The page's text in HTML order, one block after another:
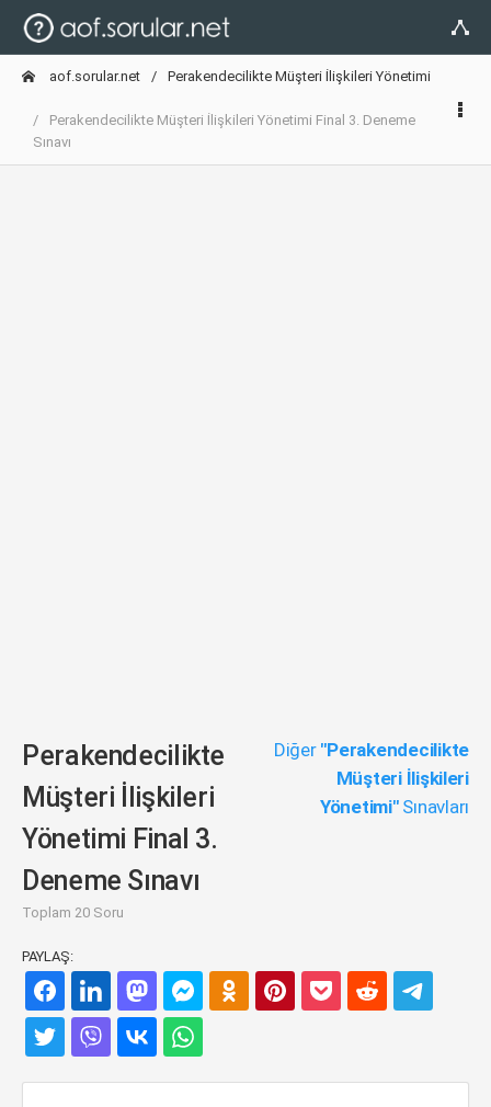
aof.sorular.net Perakendecilikte Müşteri İlişkileri Yönetimi
Perakendecilikte Müşteri İlişkileri Yönetimi Final 3. Deneme
Sınavı
Perakendecilikte
Müşteri İlişkileri
Yönetimi Final 3.
Deneme Sınavı
Toplam 20 Soru
Diğer "Perakendecilikte
Müşteri İlişkileri
Yönetimi"Sınavları
PAYLAŞ: